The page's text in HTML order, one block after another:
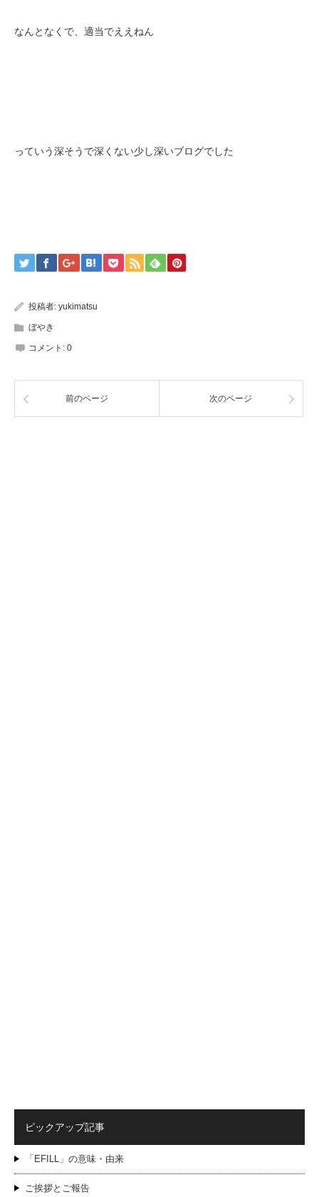
なんとなくで、適当でええねん
っていう深そうで深くない少し深いブログでした
投稿者: yukimatsu
ぼやき
コメント: 0
前のページ 次のページ
ピックアップ記事
「EFILL」の意味・由来
ご挨拶とご報告